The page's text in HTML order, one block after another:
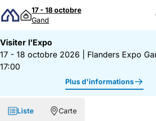
Passer au contenu
17 - 18 octobre
Gand
Visiter l'Expo
17 - 18 octobre 2026
Flanders Expo
17:00
Plus d'informations
Liste Carte